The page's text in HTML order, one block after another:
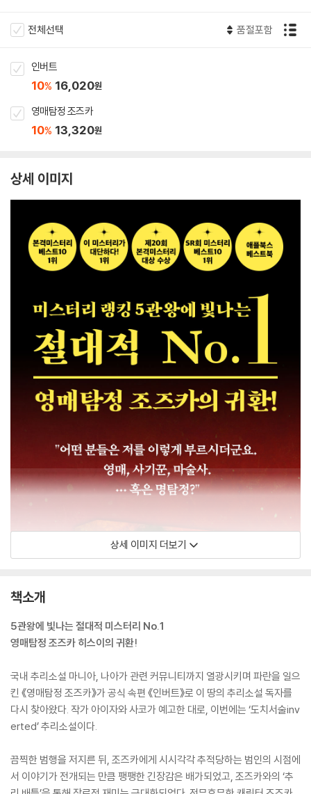
전체선택 품절포함
인버트
10% 16,020원
영매탐정 조즈카
10% 13,320원
상세 이미지
상세 이미지 더보기
책소개
5관왕에 빛나는 절대적 미스터리 No.1
영매탐정 조즈카 히스이의 귀환!
국내 추리소설 마니아, 나아가 관련 커뮤니티까지 열광시키며 파란을 일으
킨 《영매탐정 조즈카》가 공식 속편 《인버트》로 이 땅의 추리소설 독자를
다시 찾아왔다. 작가 아이자와 사코가 예고한 대로, 이번에는 ‘도치서술inv
erted’ 추리소설이다.
끔찍한 범행을 저지른 뒤, 조즈카에게 시시각각 추적당하는 범인의 시점에
서 이야기가 전개되는 만큼 팽팽한 긴장감은 배가되었고, 조즈카와의 ‘추